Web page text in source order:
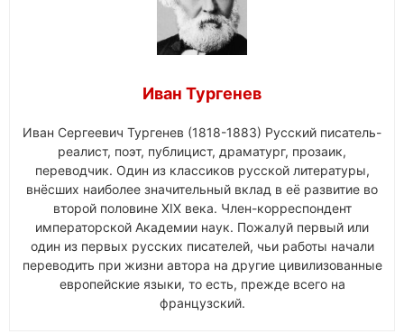
Иван Тургенев
Иван Сергеевич Тургенев (1818-1883) Русский писатель-
реалист, поэт, публицист, драматург, прозаик,
переводчик. Один из классиков русской литературы,
внёсших наиболее значительный вклад в её развитие во
второй половине XIX века. Член-корреспондент
императорской Академии наук. Пожалуй первый или
один из первых русских писателей, чьи работы начали
переводить при жизни автора на другие цивилизованные
европейские языки, то есть, прежде всего на
французский.